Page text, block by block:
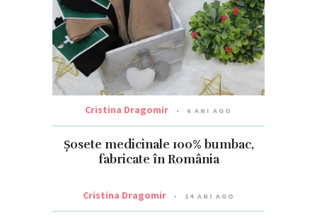
Cristina Dragomir 6 ANI AGO
Șosete medicinale 100% bumbac,
fabricate în România
Cristina Dragomir 14 ANI AGO